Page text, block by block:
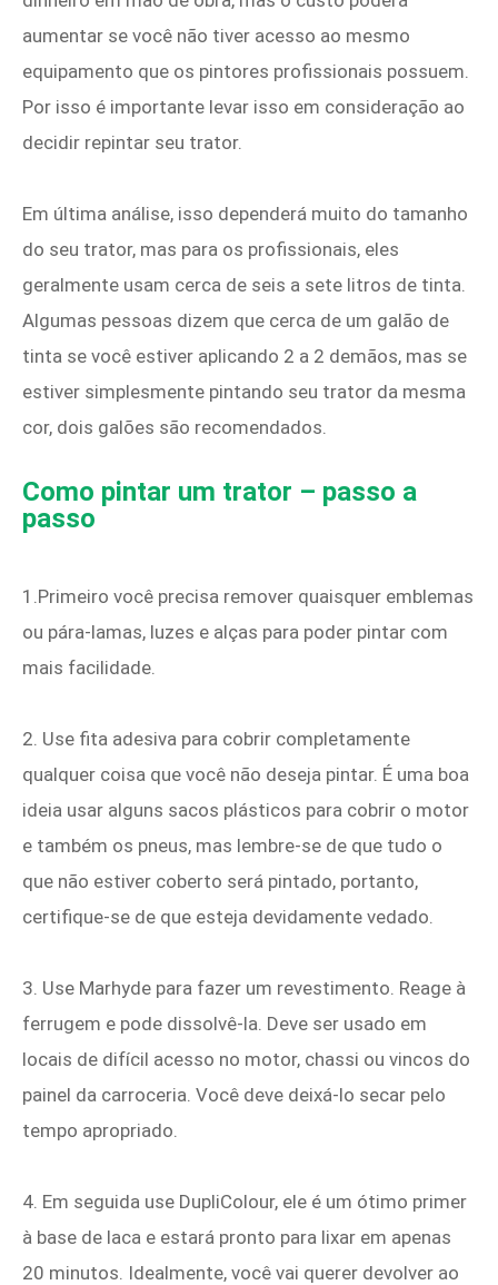
aumentar se você não tiver acesso ao mesmo
equipamento que os pintores profissionais possuem.
Por isso é importante levar isso em consideração ao
decidir repintar seu trator.
Em última análise, isso dependerá muito do tamanho
do seu trator, mas para os profissionais, eles
geralmente usam cerca de seis a sete litros de tinta.
Algumas pessoas dizem que cerca de um galão de
tinta se você estiver aplicando 2 a 2 demãos, mas se
estiver simplesmente pintando seu trator da mesma
cor, dois galões são recomendados.
Como pintar um trator – passo a
passo
1.Primeiro você precisa remover quaisquer emblemas
ou pára-lamas, luzes e alças para poder pintar com
mais facilidade.
2. Use fita adesiva para cobrir completamente
qualquer coisa que você não deseja pintar. É uma boa
ideia usar alguns sacos plásticos para cobrir o motor
e também os pneus, mas lembre-se de que tudo o
que não estiver coberto será pintado, portanto,
certifique-se de que esteja devidamente vedado.
3. Use Marhyde para fazer um revestimento. Reage à
ferrugem e pode dissolvê-la. Deve ser usado em
locais de difícil acesso no motor, chassi ou vincos do
painel da carroceria. Você deve deixá-lo secar pelo
tempo apropriado.
4. Em seguida use DupliColour, ele é um ótimo primer
à base de laca e estará pronto para lixar em apenas
20 minutos. Idealmente, você vai querer devolver ao